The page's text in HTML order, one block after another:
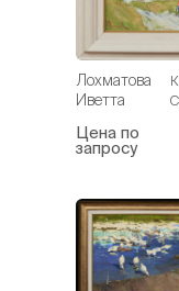
Лохматова
Иветта
Цена по
запросу